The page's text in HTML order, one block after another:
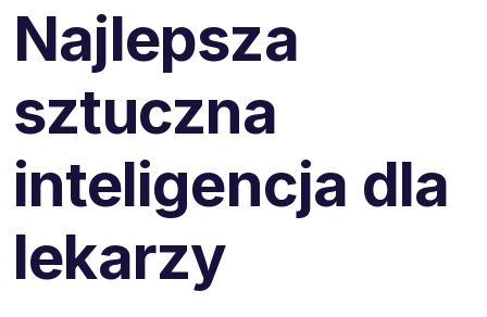
Najlepsza
sztuczna
inteligencja dla
lekarzy